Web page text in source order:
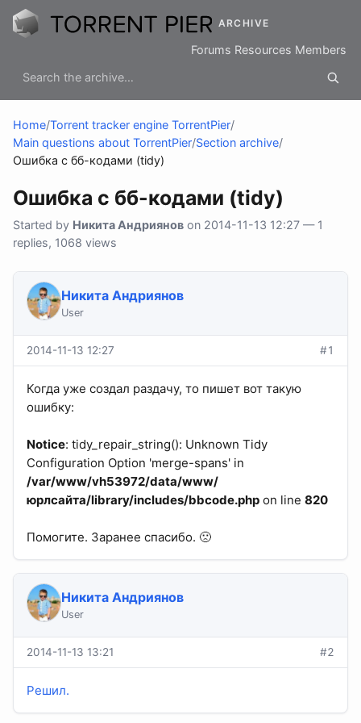
ARCHIVE
Forums Resources Members
Home/Torrent tracker engine TorrentPier/
Main questions about TorrentPier/Section archive/
Ошибка с бб-кодами (tidy)
Ошибка с бб-кодами (tidy)
Started by Никита Андриянов on 2014-11-13 12:27 — 1
replies, 1068 views
Никита Андриянов
User
2014-11-13 12:27 #1
Когда уже создал раздачу, то пишет вот такую
ошибку:
Notice: tidy_repair_string(): Unknown Tidy
Configuration Option 'merge-spans' in
/var/www/vh53972/data/www/
юрлсайта/library/includes/bbcode.php on line 820
Помогите. Заранее спасибо. 🙁
Никита Андриянов
User
2014-11-13 13:21 #2
Решил.